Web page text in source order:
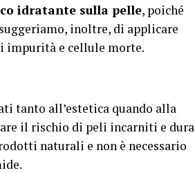
idratante sulla pelle, poiché
inoltre, di applicare
impurità e cellule morte.
tanto all’estetica quando alla
il rischio di peli incarniti e dura
naturali e non è necessario